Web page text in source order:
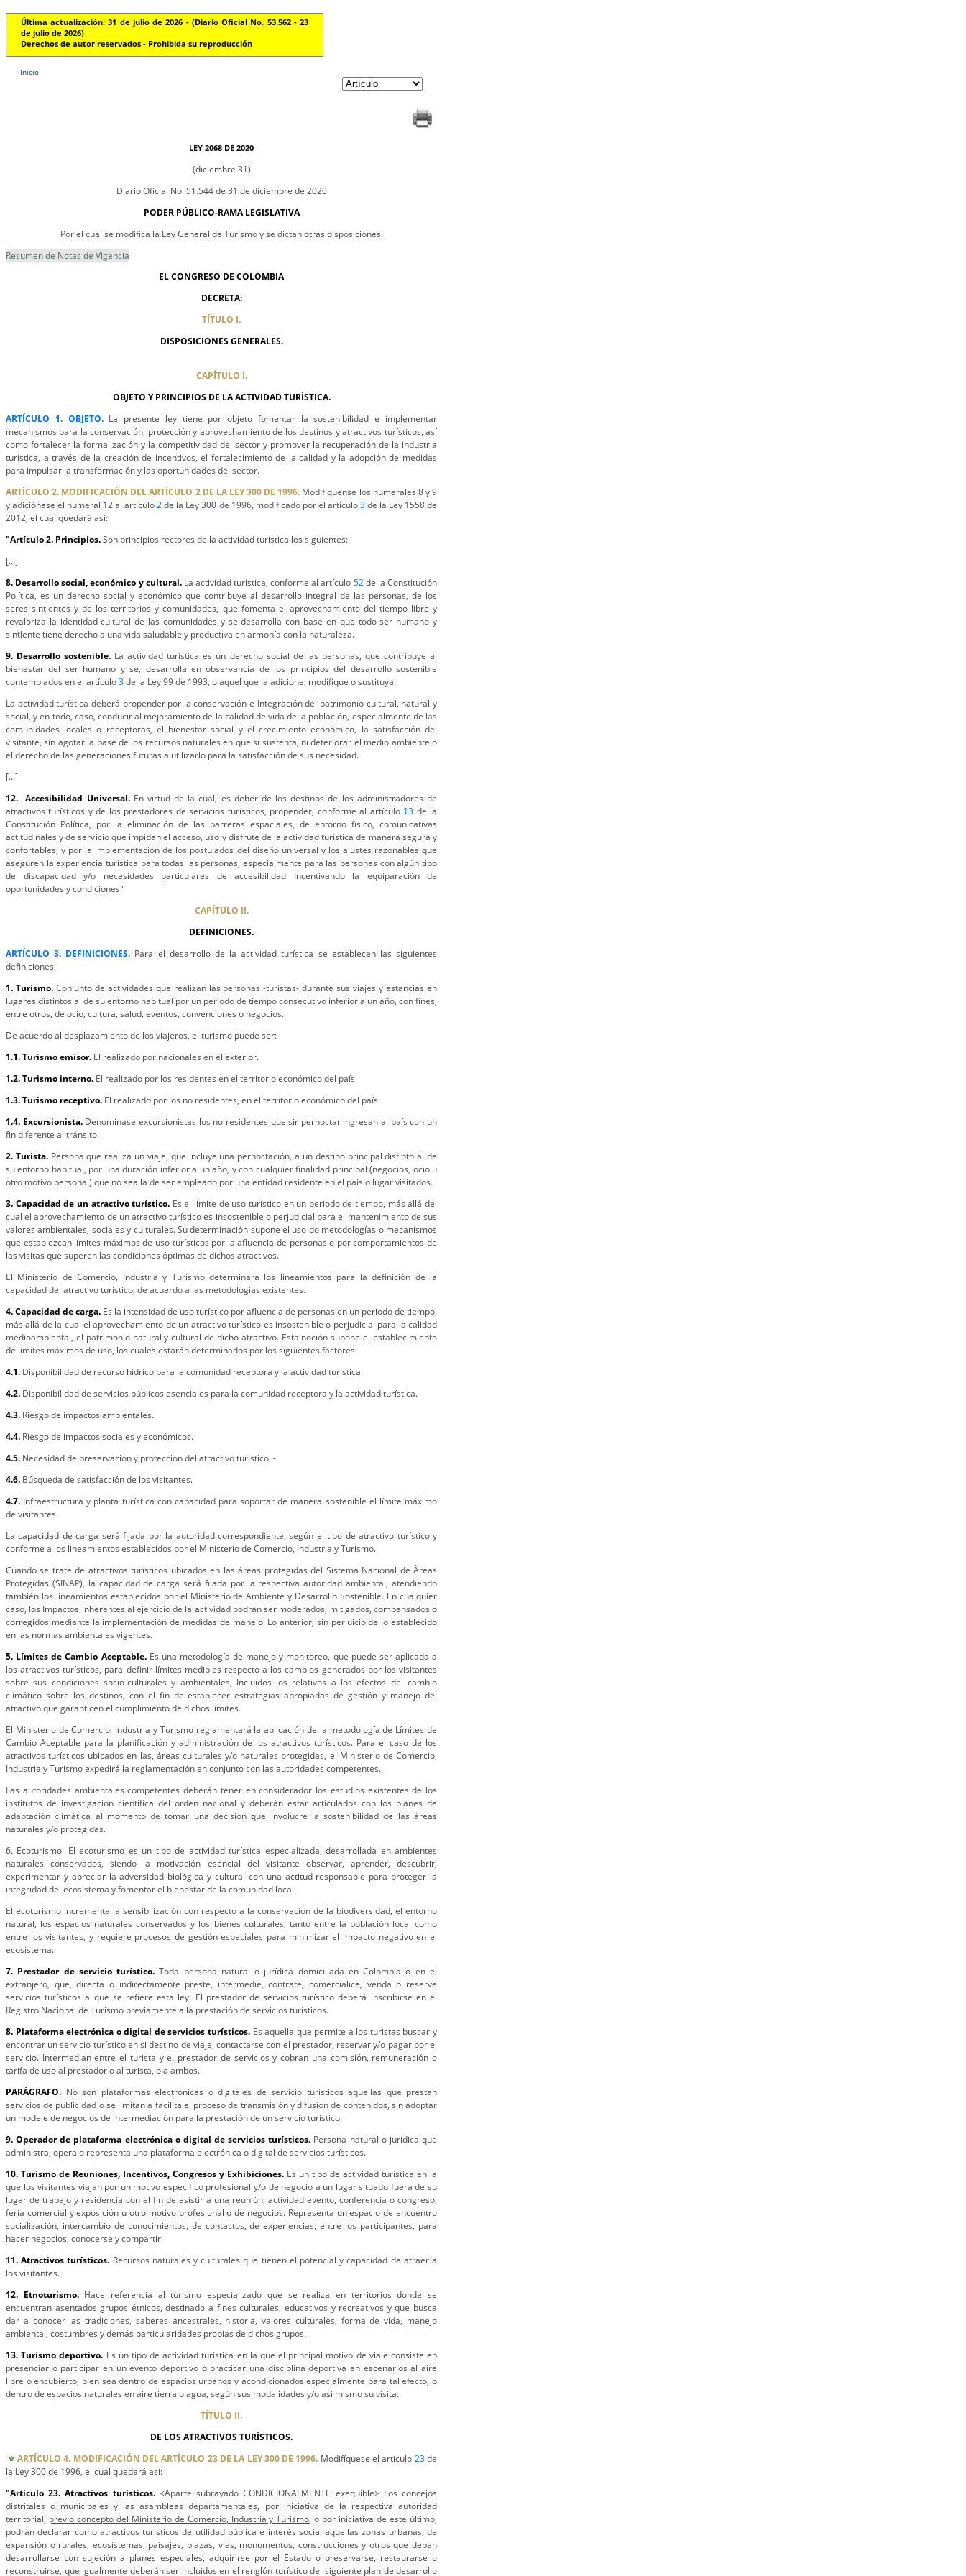
Última actualización: 31 de julio de 2026 - (Diario Oficial No. 53.562 - 23
de julio de 2026)
Derechos de autor reservados - Prohibida su reproducción
Inicio
LEY 2068 DE 2020
(diciembre 31)
Diario Oficial No. 51.544 de 31 de diciembre de 2020
PODER PÚBLICO-RAMA LEGISLATIVA
Por el cual se modifica la Ley General de Turismo y se dictan otras disposiciones.
Resumen de Notas de Vigencia
EL CONGRESO DE COLOMBIA
DECRETA:
TÍTULO I.
DISPOSICIONES GENERALES.
CAPÍTULO I.
OBJETO Y PRINCIPIOS DE LA ACTIVIDAD TURÍSTICA.
ARTÍCULO 1. OBJETO. La presente ley tiene por objeto fomentar la sostenibilidad e implementar
mecanismos para la conservación, protección y aprovechamiento de los destinos y atractivos turísticos, así
como fortalecer la formalización y la competitividad del sector y promover la recuperación de la industria
turística, a través de la creación de incentivos, el fortalecimiento de la calidad y la adopción de medidas
para impulsar la transformación y las oportunidades del sector.
ARTÍCULO 2. MODIFICACIÓN DEL ARTÍCULO 2 DE LA LEY 300 DE 1996. Modifíquense los numerales 8 y 9
y adiciónese el numeral 12 al artículo2de la Ley 300 de 1996, modificado por el artículo3de la Ley 1558 de
2012, el cual quedará así:
"Artículo 2. Principios.Son principios rectores de la actividad turística los siguientes:
[...]
8. Desarrollo social, económico y cultural. La actividad turística, conforme al artículo 52de la Constitución
Política, es un derecho social y económico que contribuye al desarrollo integral de las personas, de los
seres sintientes y de los territorios y comunidades, que fomenta el aprovechamiento del tiempo libre y
revaloriza la identidad cultural de las comunidades y se desarrolla con base en que todo ser humano y
slntlente tiene derecho a una vida saludable y productiva en armonía con la naturaleza.
9. Desarrollo sostenible. La actividad turística es un derecho social de las personas, que contribuye al
bienestar del ser humano y se, desarrolla en observancia de los principios del desarrollo sostenible
contemplados en el artículo3de la Ley 99 de 1993, o aquel que la adicione, modifique o sustituya.
La actividad turística deberá propender por la conservación e Integración del patrimonio cultural, natural y
social, y en todo, caso, conducir al mejoramiento de la calidad de vida de la población, especialmente de las
comunidades locales o receptoras, el bienestar social y el crecimiento económico, la satisfacción del
visitante, sin agotar la base de los recursos naturales en que si sustenta, ni deteriorar el medio ambiente o
el derecho de las generaciones futuras a utilizarlo para la satisfacción de sus necesidad.
[...]
12. Accesibilidad Universal.En virtud de la cual, es deber de los destinos de los administradores de
atractivos turísticos y de los prestadores de servicios turísticos, propender, conforme al artículo 13 de la
Constitución Política, por la eliminación de las barreras espaciales, de entorno físico, comunicativas
actitudinales y de servicio que impidan el acceso, uso y disfrute de la actividad turística de manera segura y
confortables, y por la implementación de los postulados del diseño universal y los ajustes razonables que
aseguren la experiencia turística para todas las personas, especialmente para las personas con algún tipo
de discapacidad y/o necesidades particulares de accesibilidad Incentivando la equiparación de
oportunidades y condiciones"
CAPÍTULO II.
DEFINICIONES.
ARTÍCULO 3. DEFINICIONES. Para el desarrollo de la actividad turística se establecen las siguientes
definiciones:
1. Turismo. Conjunto de actividades que realizan las personas -turistas- durante sus viajes y estancias en
lugares distintos al de su entorno habitual por un período de tiempo consecutivo inferior a un año, con fines,
entre otros, de ocio, cultura, salud, eventos, convenciones o negocios.
De acuerdo al desplazamiento de los viajeros, el turismo puede ser:
1.1. Turismo emisor. El realizado por nacionales en el exterior.
1.2. Turismo interno. El realizado por los residentes en el territorio económico del país.
1.3. Turismo receptivo. El realizado por los no residentes, en el territorio económico del país.
1.4. Excursionista. Denominase excursionistas los no residentes que sir pernoctar ingresan al país con un
fin diferente al tránsito.
2. Turista. Persona que realiza un viaje, que incluye una pernoctación, a un destino principal distinto al de
su entorno habitual, por una duración inferior a un año, y con cualquier finalidad principal (negocios, ocio u
otro motivo personal) que no sea la de ser empleado por una entidad residente en el país o lugar visitados.
3. Capacidad de un atractivo turístico. Es el límite de uso turístico en un periodo de tiempo, más allá del
cual el aprovechamiento de un atractivo turístico es insostenible o perjudicial para el mantenimiento de sus
valores ambientales, sociales y culturales. Su determinación supone el uso do metodologías o mecanismos
que establezcan límites máximos de uso turísticos por la afluencia de personas o por comportamientos de
las visitas que superen las condiciones óptimas de dichos atractivos.
El Ministerio de Comercio, Industria y Turismo determinara los lineamientos para la definición de la
capacidad del atractivo turístico, de acuerdo a las metodologías existentes.
4. Capacidad de carga. Es la intensidad de uso turístico por afluencia de personas en un periodo de tiempo,
más allá de la cual el aprovechamiento de un atractivo turístico es insostenible o perjudicial para la calidad
medioambiental, el patrimonio natural y cultural de dicho atractivo. Esta noción supone el establecimiento
de límites máximos de uso, los cuales estarán determinados por los siguientes factores:
4.1. Disponibilidad de recurso hídrico para la comunidad receptora y la actividad turística.
4.2. Disponibilidad de servicios públicos esenciales para la comunidad receptora y la actividad turística.
4.3. Riesgo de impactos ambientales.
4.4. Riesgo de impactos sociales y económicos.
4.5. Necesidad de preservación y protección del atractivo turístico. -
4.6. Búsqueda de satisfacción de los visitantes.
4.7. Infraestructura y planta turística con capacidad para soportar de manera sostenible el límite máximo
de visitantes.
La capacidad de carga será fijada por la autoridad correspondiente, según el tipo de atractivo turístico y
conforme a los lineamientos establecidos por el Ministerio de Comercio, Industria y Turismo.
Cuando se trate de atractivos turísticos ubicados en las áreas protegidas del Sistema Nacional de Áreas
Protegidas (SINAP), la capacidad de carga será fijada por la respectiva autoridad ambiental, atendiendo
también los lineamientos establecidos por el Ministerio de Ambiente y Desarrollo Sostenible. En cualquier
caso, los Impactos inherentes al ejercicio de la actividad podrán ser moderados, mitigados, compensados o
corregidos mediante la implementación de medidas de manejo. Lo anterior; sin perjuicio de lo establecido
en las normas ambientales vigentes.
5. Límites de Cambio Aceptable. Es una metodología de manejo y monitoreo, que puede ser aplicada a
los atractivos turísticos, para definir límites medibles respecto a los cambios generados por los visitantes
sobre sus condiciones socio-culturales y ambientales, Incluidos los relativos a los efectos del cambio
climático sobre los destinos, con el fin de establecer estrategias apropiadas de gestión y manejo del
atractivo que garanticen el cumplimiento de dichos límites.
El Ministerio de Comercio, Industria y Turismo reglamentará la aplicación de la metodología de Límites de
Cambio Aceptable para la planificación y administración de los atractivos turísticos. Para el caso de los
atractivos turísticos ubicados en las, áreas culturales y/o naturales protegidas, el Ministerio de Comercio,
Industria y Turismo expedirá la reglamentación en conjunto con las autoridades competentes.
Las autoridades ambientales competentes deberán tener en considerador los estudios existentes de los
institutos de investigación científica del orden nacional y deberán estar articulados con los planes de
adaptación climática al momento de tomar una decisión que involucre la sostenibilidad de las áreas
naturales y/o protegidas.
6. Ecoturismo. El ecoturismo es un tipo de actividad turística especializada, desarrollada en ambientes
naturales conservados, siendo la motivación esencial del visitante observar, aprender, descubrir,
experimentar y apreciar la adversidad biológica y cultural con una actitud responsable para proteger la
integridad del ecosistema y fomentar el bienestar de la comunidad local.
El ecoturismo incrementa la sensibilización con respecto a la conservación de la biodiversidad, el entorno
natural, los espacios naturales conservados y los bienes culturales, tanto entre la población local como
entre los visitantes, y requiere procesos de gestión especiales para minimizar el impacto negativo en el
ecosistema.
7. Prestador de servicio turístico.Toda persona natural o jurídica domiciliada en Colombia o en el
extranjero, que, directa o indirectamente preste, intermedie, contrate, comercialice, venda o reserve
servicios turísticos a que se refiere esta ley. El prestador de servicios turístico deberá inscribirse en el
Registro Nacional de Turismo previamente a la prestación de servicios turísticos.
8. Plataforma electrónica o digital de servicios turísticos. Es aquella que permite a los turistas buscar y
encontrar un servicio turístico en si destino de viaje, contactarse con el prestador, reservar y/o pagar por el
servicio. Intermedian entre el turista y el prestador de servicios y cobran una comisión, remuneración o
tarifa de uso al prestador o al turista, o a ambos.
PARÁGRAFO. No son plataformas electrónicas o digitales de servicio turísticos aquellas que prestan
servicios de publicidad o se limitan a facilita el proceso de transmisión y difusión de contenidos, sin adoptar
un modele de negocios de intermediación para la prestación de un servicio turístico.
9. Operador de plataforma electrónica o digital de servicios turísticos. Persona natural o jurídica que
administra, opera o representa una plataforma electrónica o digital de servicios turísticos.
10. Turismo de Reuniones, Incentivos, Congresos y Exhibiciones. Es un tipo de actividad turística en la
que los visitantes viajan por un motivo específico profesional y/o de negocio a un lugar situado fuera de su
lugar de trabajo y residencia con el fin de asistir a una reunión, actividad evento, conferencia o congreso,
feria comercial y exposición u otro motivo profesional o de negocios. Representa un espacio de encuentro
socialización, intercambio de conocimientos, de contactos, de experiencias, entre los participantes, para
hacer negocios, conocerse y compartir.
11. Atractivos turísticos. Recursos naturales y culturales que tienen el potencial y capacidad de atraer a
los visitantes.
12. Etnoturismo. Hace referencia al turismo especializado que se realiza en territorios donde se
encuentran asentados grupos étnicos, destinado a fines culturales, educativos y recreativos y que busca
dar a conocer las tradiciones, saberes ancestrales, historia, valores culturales, forma de vida, manejo
ambiental, costumbres y demás particularidades propias de dichos grupos.
13. Turismo deportivo. Es un tipo de actividad turística en la que el principal motivo de viaje consiste en
presenciar o participar en un evento deportivo o practicar una disciplina deportiva en escenarios al aire
libre o encubierto, bien sea dentro de espacios urbanos y acondicionados especialmente para tal efecto, o
dentro de espacios naturales en aire tierra o agua, según sus modalidades y/o así mismo su visita.
TÍTULO II.
DE LOS ATRACTIVOS TURÍSTICOS.
ARTÍCULO 4. MODIFICACIÓN DEL ARTÍCULO 23 DE LA LEY 300 DE 1996. Modifíquese el artículo 23de
la Ley 300 de 1996, el cual quedará así:
"Artículo 23. Atractivos turísticos. <Aparte subrayado CONDICIONALMENTE exequible> Los concejos
distritales o municipales y las asambleas departamentales, por iniciativa de la respectiva autoridad
territorial, previo concepto del Ministerio de Comercio, Industria y Turismo, o por iniciativa de este último,
podrán declarar como atractivos turísticos de utilidad pública e interés social aquellas zonas urbanas, de
expansión o rurales, ecosistemas, paisajes, plazas, vías, monumentos, construcciones y otros que deban
desarrollarse con sujeción a planes especiales, adquirirse por el Estado o preservarse, restaurarse o
reconstruirse, que igualmente deberán ser incluidos en el renglón turístico del siguiente plan de desarrollo